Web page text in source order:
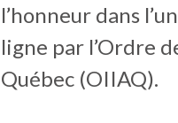
l’honneur dans
ligne par l’Ordre
Québec (OIIAQ).